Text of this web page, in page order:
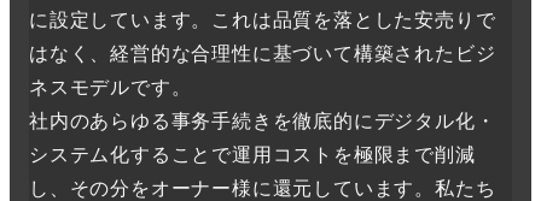
に設定しています。これは品質を落とした安売りで
はなく、経営的な合理性に基づいて構築されたビジ
ネスモデルです。
社内のあらゆる事务手続きを徹底的にデジタル化・
システム化することで運用コストを極限まで削減
し、その分をオーナー様に還元しています。私たち